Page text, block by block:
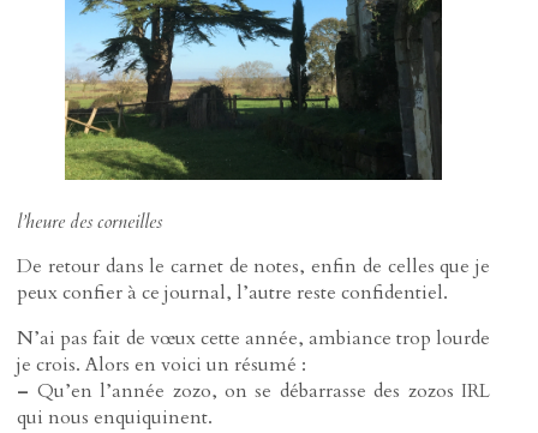
l’heure des corneilles
De retour dans le carnet de notes, enfin de celles que je
peux confier à ce journal, l’autre reste confidentiel.
N’ai pas fait de vœux cette année, ambiance trop lourde
je crois. Alors en voici un résumé :
– Qu’en l’année zozo, on se débarrasse des zozos IRL
qui nous enquiquinent.